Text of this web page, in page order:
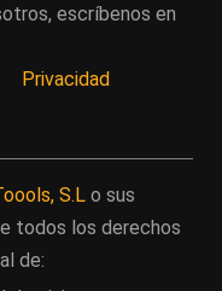
escríbenos en
Privacidad
S.L o sus
todos los derechos
de: